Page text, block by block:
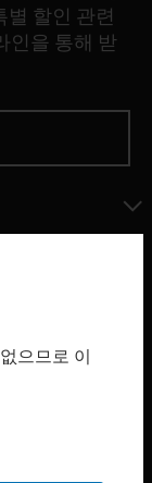
별 할인 관련
인을 통해 받
으므로 이